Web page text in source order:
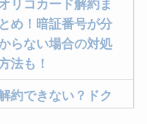
リコカード解約ま
とめ！暗証番号が分
らない場合の対処
法も！
約できない？ドク